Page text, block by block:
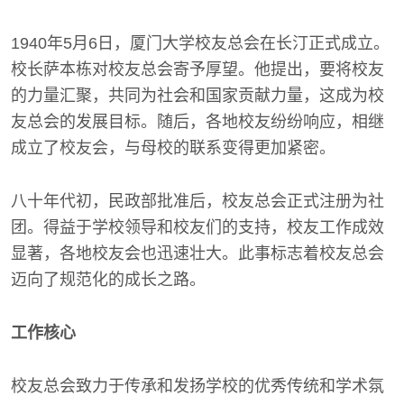
1940年5月6日，厦门大学校友总会在长汀正式成立。
校长萨本栋对校友总会寄予厚望。他提出，要将校友
的力量汇聚，共同为社会和国家贡献力量，这成为校
友总会的发展目标。随后，各地校友纷纷响应，相继
成立了校友会，与母校的联系变得更加紧密。
八十年代初，民政部批准后，校友总会正式注册为社
团。得益于学校领导和校友们的支持，校友工作成效
显著，各地校友会也迅速壮大。此事标志着校友总会
迈向了规范化的成长之路。
工作核心
校友总会致力于传承和发扬学校的优秀传统和学术氛